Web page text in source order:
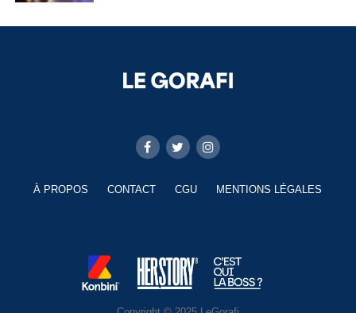
À PROPOS CONTACT CGU MENTIONS LÉGALES